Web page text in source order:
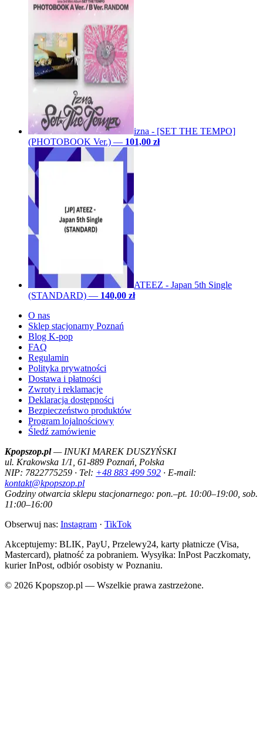
izna - [SET THE TEMPO]
(PHOTOBOOK Ver.) — 101,00 zł
ATEEZ - Japan 5th Single
(STANDARD) — 140,00 zł
O nas
Sklep stacjonarny Poznań
Blog K-pop
FAQ
Regulamin
Polityka prywatności
Dostawa i płatności
Zwroty i reklamacje
Deklaracja dostępności
Bezpieczeństwo produktów
Program lojalnościowy
Śledź zamówienie
Kpopszop.pl— INUKI MAREK DUSZYŃSKI
ul. Krakowska 1/1, 61-889 Poznań, Polska
NIP: 7822775259 · Tel: +48 883 499 592 · E-mail:
kontakt@kpopszop.pl
Godziny otwarcia sklepu stacjonarnego: pon.–pt. 10:00–19:00, sob.
11:00–16:00
Obserwuj nas: Instagram · TikTok
Akceptujemy: BLIK, PayU, Przelewy24, karty płatnicze (Visa,
Mastercard), płatność za pobraniem. Wysyłka: InPost Paczkomaty,
kurier InPost, odbiór osobisty w Poznaniu.
© 2026 Kpopszop.pl — Wszelkie prawa zastrzeżone.